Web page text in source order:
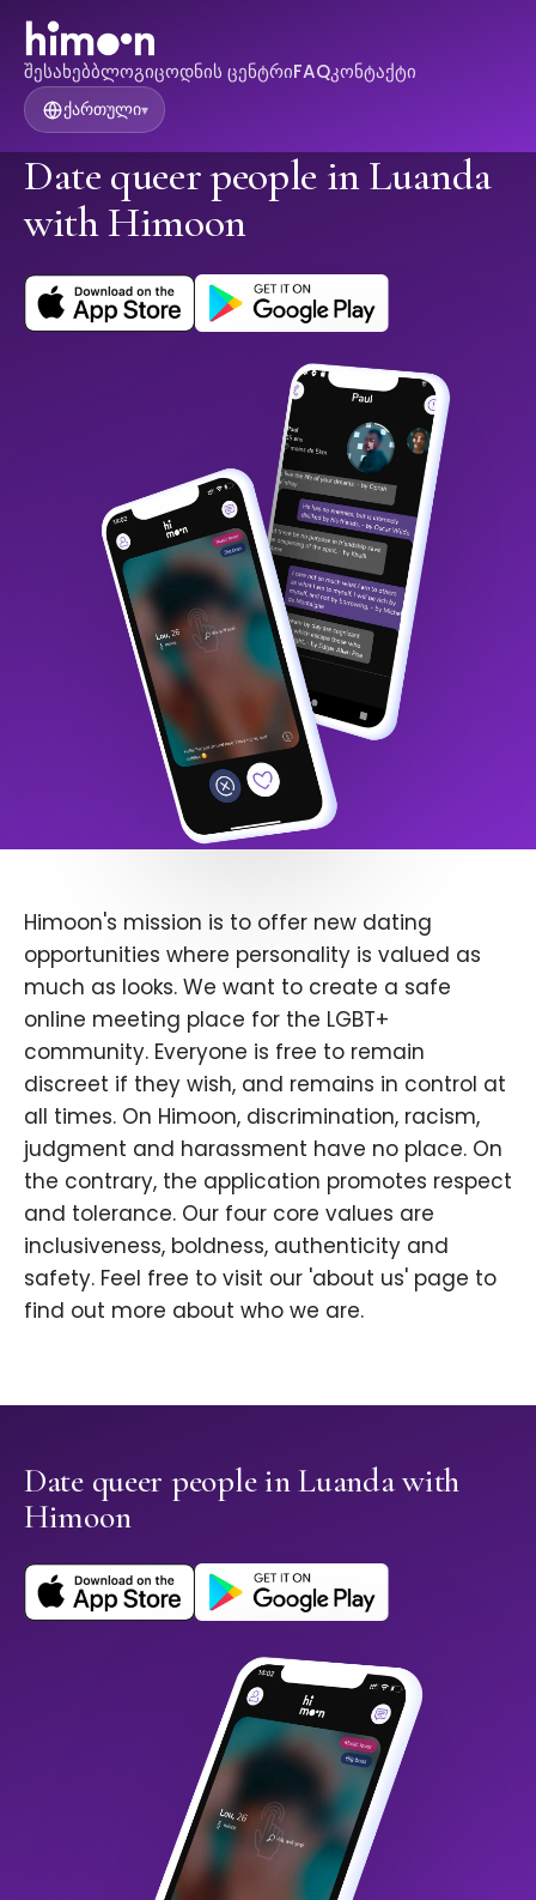
შესახებბლოგიცოდნის ცენტრიFAQკონტაქტი
ქართული▾
Date queer people in Luanda
with Himoon
Himoon's mission is to offer new dating
opportunities where personality is valued as
much as looks. We want to create a safe
online meeting place for the LGBT+
community. Everyone is free to remain
discreet if they wish, and remains in control at
all times. On Himoon, discrimination, racism,
judgment and harassment have no place. On
the contrary, the application promotes respect
and tolerance. Our four core values are
inclusiveness, boldness, authenticity and
safety. Feel free to visit our 'about us' page to
find out more about who we are.
Date queer people in Luanda with
Himoon